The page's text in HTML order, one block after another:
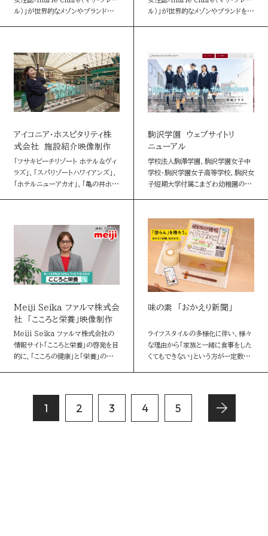
ル）」が世界的なメゾンやブランドを特
ル）」が世界的なメゾンやブランドを特
アイコニア・ホスピタリティ株
式会社 施設紹介映像制作
「フサキビーチリゾート ホテル＆ヴィ
ラズ」、「スパリゾートハワイアンズ」、
「ホテルニューアカオ」、「亀の井ホテ
駒沢学園 ウェブサイトリ
ニューアル
学校法人駒澤学園、駒沢学園女子中
学校・駒沢学園女子高等学校、駒沢女
子短期大学付属こまざわ幼稚園の3
第一にサイト構成を整理し、イベント
や…
Meiji Seika ファルマ株式会
社 「こころと栄養」映像制作
Meiji Seika ファルマ株式会社の
情報サイト「こころと栄養」の啓発を目
的に、「こころの健康」と「栄養」の関係
味の素 「おかえり新聞」
ライフスタイルの多様化に伴い、様々
な理由から「家族と一緒に食事をした
くてもできない」という方が一定数い
1 2 3 4 5